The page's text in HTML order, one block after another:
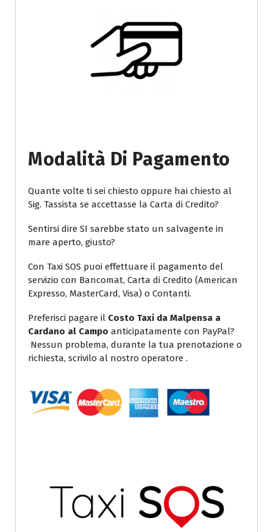
Modalità Di Pagamento
Quante volte ti sei chiesto oppure hai chiesto al
Sig. Tassista se accettasse la Carta di Credito?
Sentirsi dire SI sarebbe stato un salvagente in
mare aperto, giusto?
Con Taxi SOS puoi effettuare il pagamento del
servizio con Bancomat, Carta di Credito (American
Expresso, MasterCard, Visa) o Contanti.
Preferisci pagare il Costo Taxi da Malpensa a
Cardano al Campo anticipatamente con PayPal?
Nessun problema, durante la tua prenotazione o
richiesta, scrivilo al nostro operatore .